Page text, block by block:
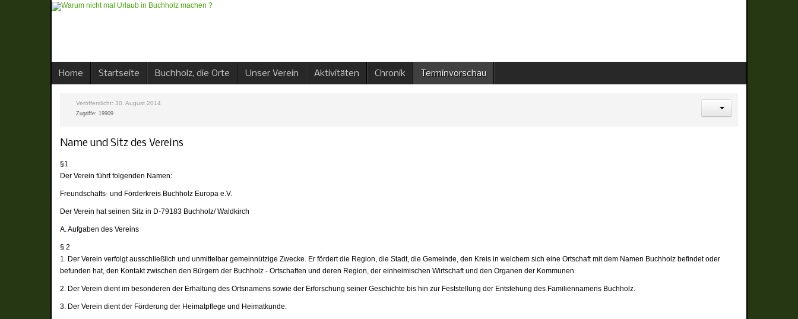
Home Startseite Buchholz, die Orte Unser Verein Aktivitäten Chronik Terminvorschau
Veröffentlicht: 30. August 2014
Zugriffe: 19909
Name und Sitz des Vereins
§1
Der Verein führt folgenden Namen:
Freundschafts- und Förderkreis Buchholz Europa e.V.
Der Verein hat seinen Sitz in D-79183 Buchholz/ Waldkirch
A. Aufgaben des Vereins
§ 2
1. Der Verein verfolgt ausschließlich und unmittelbar gemeinnützige Zwecke. Er fördert die Region, die Stadt, die Gemeinde, den Kreis in welchem sich eine Ortschaft mit dem Namen Buchholz befindet oder
befunden hat, den Kontakt zwischen den Bürgern der Buchholz - Ortschaften und deren Region, der einheimischen Wirtschaft und den Organen der Kommunen.
2. Der Verein dient im besonderen der Erhaltung des Ortsnamens sowie der Erforschung seiner Geschichte bis hin zur Feststellung der Entstehung des Familiennamens Buchholz.
3. Der Verein dient der Förderung der Heimatpflege und Heimatkunde.